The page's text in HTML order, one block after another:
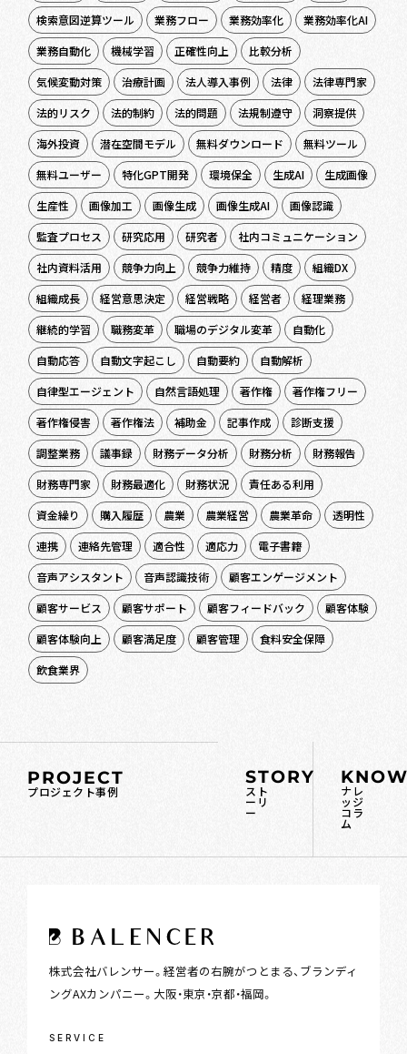
検索意図逆算ツール 業務フロー 業務効率化
業務効率化AI
業務自動化
機械学習 正確性向上
比較分析
気候変動対策
治療計画 法人導入事例 法律
法律専門家
法的リスク
法的制約 法的問題 法規制遵守
洞察提供
海外投資
潜在空間モデル 無料ダウンロード
無料ツール
無料ユーザー
特化GPT開発 環境保全 生成AI
生成画像
生産性
画像加工 画像生成 画像生成AI
画像認識
監査プロセス
研究応用 研究者
社内コミュニケーション
社内資料活用
競争力向上 競争力維持 精度
組織DX
組織成長
経営意思決定 経営戦略 経営者
経理業務
継続的学習
職務変革 職場のデジタル変革
自動化
自動応答
自動文字起こし 自動要約
自動解析
自律型エージェント
自然言語処理 著作権
著作権フリー
著作権侵害
著作権法 補助金 記事作成
診断支援
調整業務
議事録 財務データ分析 財務分析
財務報告
財務専門家
財務最適化 財務状況
責任ある利用
資金繰り
購入履歴 農業 農業経営 農業革命
透明性
連携
連絡先管理 適合性 適応力
電子書籍
音声アシスタント
音声認識技術
顧客エンゲージメント
顧客サービス
顧客サポート 顧客フィードバック
顧客体験
顧客体験向上
顧客満足度 顧客管理
食料安全保障
飲食業界
PROJECT
プロジェクト事例
STORY
スト
ーリ
ー
ナレ
ッジ
コラ
ム
株式会社バレンサー。経営者の右腕がつとまる、ブランディ
ングAXカンパニー。大阪・東京・京都・福岡。
SERVICE